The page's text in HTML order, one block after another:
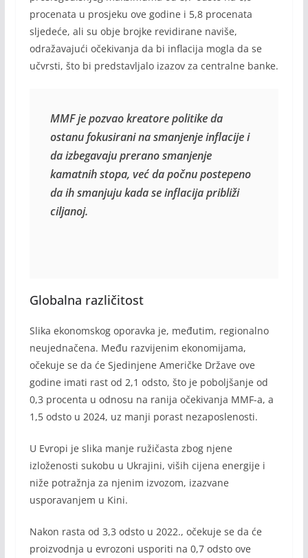
procenata u prosjeku ove godine i 5,8 procenata
sljedeće, ali su obje brojke revidirane naviše,
odražavajući očekivanja da bi inflacija mogla da se
učvrsti, što bi predstavljalo izazov za centralne banke.
MMF je pozvao kreatore politike da
ostanu fokusirani na smanjenje inflacije i
da izbegavaju prerano smanjenje
kamatnih stopa, već da počnu postepeno
da ih smanjuju kada se inflacija približi
ciljanoj.
Globalna različitost
Slika ekonomskog oporavka je, međutim, regionalno
neujednačena. Među razvijenim ekonomijama,
očekuje se da će Sjedinjene Američke Države ove
godine imati rast od 2,1 odsto, što je poboljšanje od
0,3 procenta u odnosu na ranija očekivanja MMF-a, a
1,5 odsto u 2024, uz manji porast nezaposlenosti.
U Evropi je slika manje ružičasta zbog njene
izloženosti sukobu u Ukrajini, viših cijena energije i
niže potražnja za njenim izvozom, izazvane
usporavanjem u Kini.
Nakon rasta od 3,3 odsto u 2022., očekuje se da će
proizvodnja u evrozoni usporiti na 0,7 odsto ove